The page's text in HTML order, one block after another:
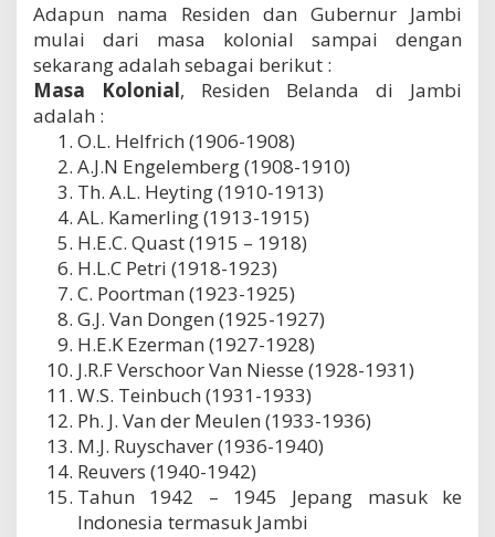
Adapun nama Residen dan Gubernur Jambi
mulai dari masa kolonial sampai dengan
sekarang adalah sebagai berikut :
Masa Kolonial, Residen Belanda di Jambi
adalah :
O.L. Helfrich (1906-1908)
A.J.N Engelemberg (1908-1910)
Th. A.L. Heyting (1910-1913)
AL. Kamerling (1913-1915)
H.E.C. Quast (1915 – 1918)
H.L.C Petri (1918-1923)
C. Poortman (1923-1925)
G.J. Van Dongen (1925-1927)
H.E.K Ezerman (1927-1928)
J.R.F Verschoor Van Niesse (1928-1931)
W.S. Teinbuch (1931-1933)
Ph. J. Van der Meulen (1933-1936)
M.J. Ruyschaver (1936-1940)
Reuvers (1940-1942)
Tahun 1942 – 1945 Jepang masuk ke
Indonesia termasuk Jambi